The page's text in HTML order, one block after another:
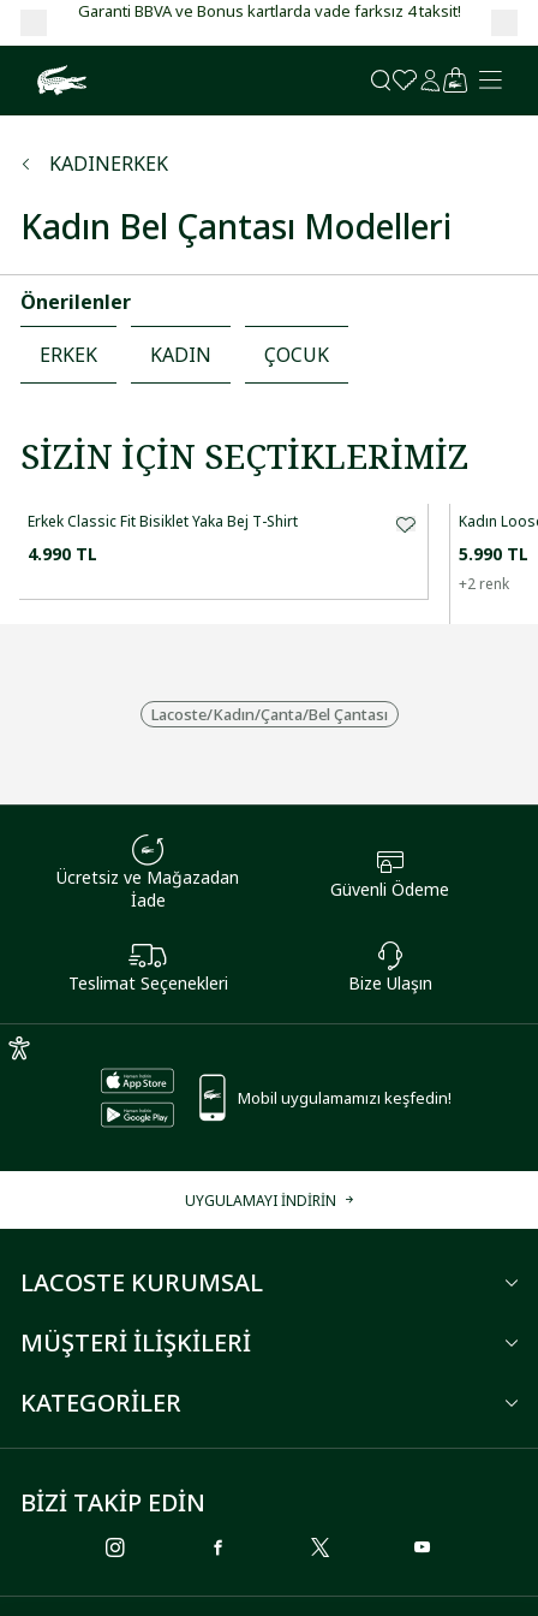
Garanti BBVA ve Bonus kartlarda vade farksız 4 taksit!
KADINERKEK
Kadın Bel Çantası Modelleri
Önerilenler
ERKEK
KADIN ÇOCUK
SIZIN İÇIN SEÇTIKLERIMIZ
Erkek Classic Fit Bisiklet Yaka Bej T-Shirt
4.990 TL
Kadın
5.990 TL
+2 renk
Lacoste/Kadın/Çanta/Bel Çantası
Ücretsiz ve Mağazadan
İade
Güvenli Ödeme
Teslimat Seçenekleri Bize Ulaşın
Mobil uygulamamızı keşfedin!
UYGULAMAYI İNDİRİN
LACOSTE KURUMSAL
MÜŞTERİ İLİŞKİLERİ
KATEGORİLER
BİZİ TAKİP EDİN